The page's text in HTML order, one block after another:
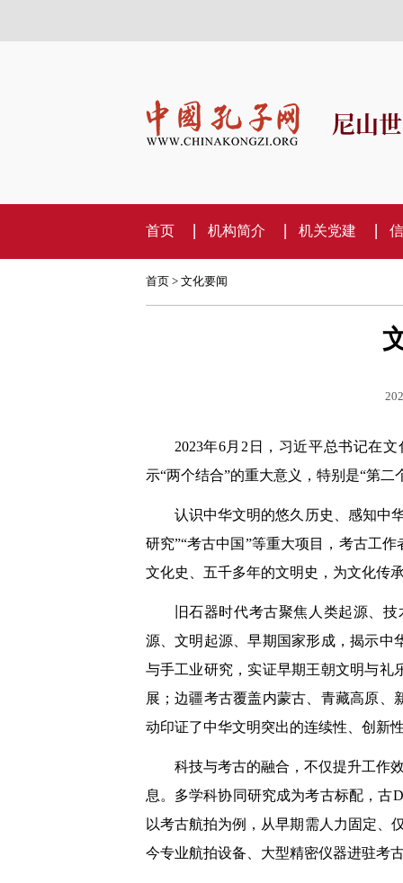
尼山
首页 机构简介 机关党建
首页> 文化要闻
2023年6月2日，习近平总书记在
示“两个结合”的重大意义，特别是“第
认识中华文明的悠久历史、感知中
研究”“考古中国”等重大项目，考古工
文化史、五千多年的文明史，为文化传
旧石器时代考古聚焦人类起源、
源、文明起源、早期国家形成，揭示中
与手工业研究，实证早期王朝文明与礼
展；边疆考古覆盖内蒙古、青藏高原
动印证了中华文明突出的连续性、创新
科技与考古的融合，不仅提升工作
息。多学科协同研究成为考古标配，古
以考古航拍为例，从早期需人力固定、
今专业航拍设备、大型精密仪器进驻考